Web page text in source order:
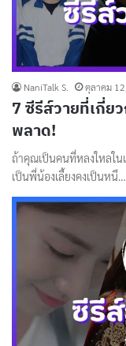
NaniTalk S. ตุลาคม
7 ซีรีส์วายที่เกี่ย
พลาด!
ถ้าคุณเป็นคนที่หลงใหลใน
เป็นพี่น้องเลี้ยงคงเป็นหนึ…